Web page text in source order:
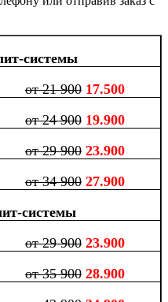
системы
от 21 90017.500
от 24 90019.900
от 29 90023.900
от 34 90027.900
системы
от 29 90023.900
от 35 90028.900